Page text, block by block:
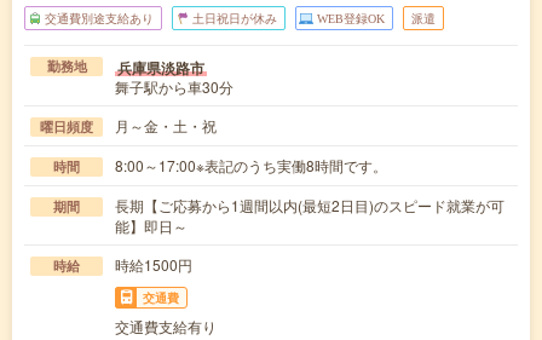
交通費別途支給あり 土日祝日が休み WEB登録OK 派遣
勤務地 兵庫県淡路市
舞子駅から車30分
曜日頻度 月～金・土・祝
時間 8:00～17:00※表記のうち実働8時間です。
期間
長期【ご応募から1週間以内(最短2日目)のスピード就業が可
能】即日～
時給 時給1500円
交通費
交通費支給有り